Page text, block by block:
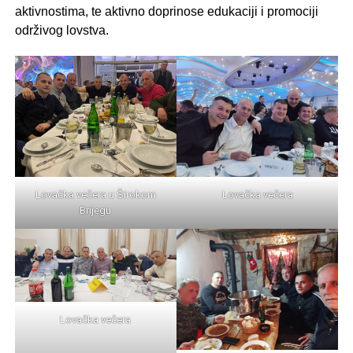
aktivnostima, te aktivno doprinose edukaciji i promociji
održivog lovstva.
Lovačka večera u Širokom
Brijegu
Lovačka večera
Lovačka večera